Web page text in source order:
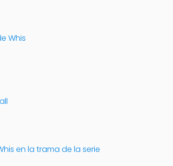
Whis
en la trama de la serie